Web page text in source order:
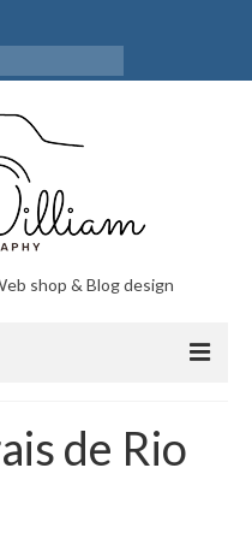
shop & Blog design
og Portugal.
de Rio